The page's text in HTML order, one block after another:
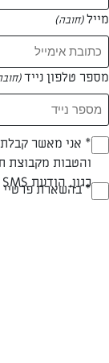
המאמרים
מייל(חובה)
מספר טלפון נייד
Opt_In
(חובה)
* אני מאשר קבלת
והטבות מקבוצת
כגון, הודעת SMS וואטסאפ, מייל
* בהשארת פרטיי